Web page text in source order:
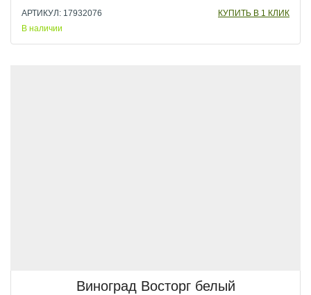
АРТИКУЛ: 17932076
КУПИТЬ В 1 КЛИК
В наличии
Виноград Восторг белый